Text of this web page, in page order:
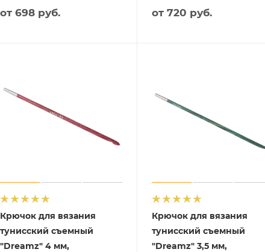
от 698 руб. от 720 руб.
Крючок для вязания
тунисский съемный
"Dreamz" 4 мм,
Крючок для вязания
тунисский съемный
"Dreamz" 3,5 мм,